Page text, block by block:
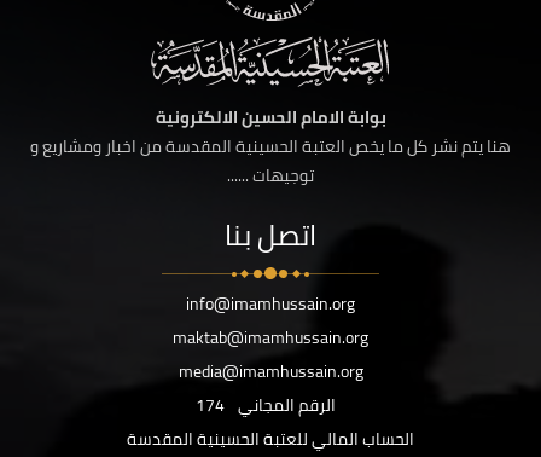
بوابة الامام الحسين الالكترونية
هنا يتم نشر كل ما يخص العتبة الحسينية المقدسة من اخبار ومشاريع و
توجيهات ......
اتصل بنا
info@imamhussain.org
maktab@imamhussain.org
media@imamhussain.org
الرقم المجاني 174
الحساب المالي للعتبة الحسينية المقدسة